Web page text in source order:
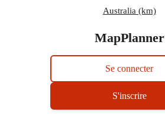
Australia (km)
MapPlanner
Se connecter
S'inscrire